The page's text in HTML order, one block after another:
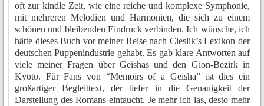
oft zur kindle Zeit, wie eine reiche und komplexe Symphonie,
mit mehreren Melodien und Harmonien, die sich zu einem
schönen und bleibenden Eindruck verbinden. Ich wünsche, ich
hätte dieses Buch vor meiner Reise nach Cieslik’s Lexikon der
deutschen Puppenindustrie gehabt. Es gab klare Antworten auf
viele meiner Fragen über Geishas und den Gion-Bezirk in
Kyoto. Für Fans von “Memoirs of a Geisha” ist dies ein
großartiger Begleittext, der tiefer in die Genauigkeit der
Darstellung des Romans eintaucht. Je mehr ich las, desto mehr